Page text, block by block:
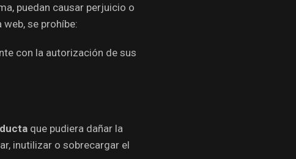
puedan causar perjuicio o
se prohíbe:
con la autorización de sus
que pudiera dañar la
inutilizar o sobrecargar el